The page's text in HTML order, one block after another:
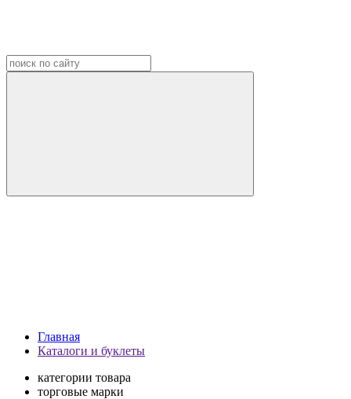
Главная
Каталоги и буклеты
категории товара
торговые марки